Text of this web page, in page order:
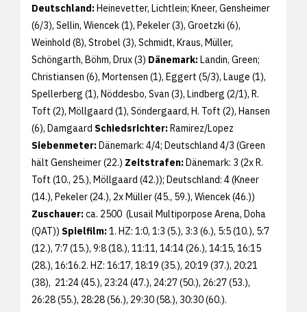
Deutschland:Heinevetter, Lichtlein; Kneer, Gensheimer
(6/3), Sellin, Wiencek (1), Pekeler (3), Groetzki (6),
Weinhold (8), Strobel (3), Schmidt, Kraus, Müller,
Schöngarth, Böhm, Drux (3) Dänemark:Landin, Green;
Christiansen (6), Mortensen (1), Eggert (5/3), Lauge (1),
Spellerberg (1), Nöddesbo, Svan (3), Lindberg (2/1), R.
Toft (2), Möllgaard (1), Söndergaard, H. Toft (2), Hansen
(6), Damgaard Schiedsrichter:Ramirez/Lopez
Siebenmeter:Dänemark: 4/4; Deutschland 4/3 (Green
hält Gensheimer (22.) Zeitstrafen:Dänemark: 3 (2x R.
Toft (10., 25.), Möllgaard (42.)); Deutschland: 4 (Kneer
(14.), Pekeler (24.), 2x Müller (45., 59.), Wiencek (46.))
Zuschauer:ca. 2500 (Lusail Multiporpose Arena, Doha
(QAT)) Spielfilm:1. HZ: 1:0, 1:3 (5.), 3:3 (6.), 5:5 (10.), 5:7
(12.), 7:7 (15.), 9:8 (18.), 11:11, 14:14 (26.), 14:15, 16:15
(28.), 16:16.2. HZ: 16:17, 18:19 (35.), 20:19 (37.), 20:21
(38), 21:24 (45.), 23:24 (47.), 24:27 (50.), 26:27 (53.),
26:28 (55.), 28:28 (56.), 29:30 (58.), 30:30 (60.).